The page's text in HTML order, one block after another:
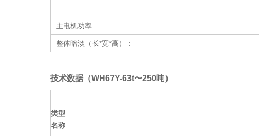
主电机功率
整体暗淡（长*宽*高）：
技术数据（WH67Y-63t〜250吨）
类型
名称